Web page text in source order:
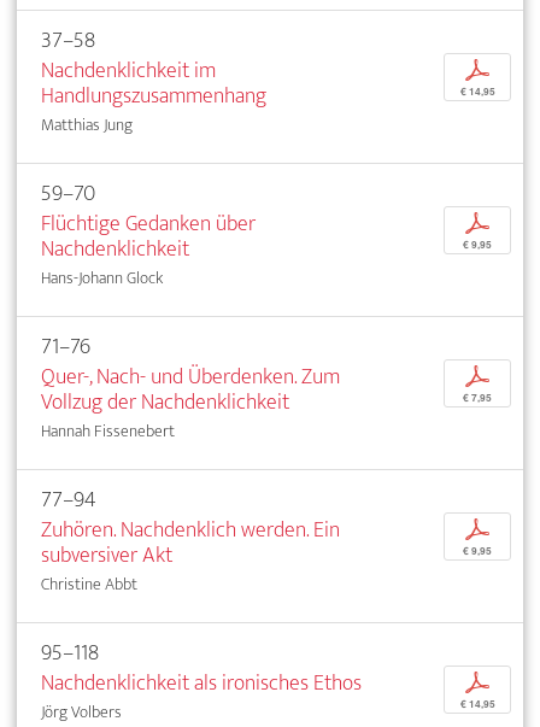
37–58
Nachdenklichkeit im
Handlungszusammenhang
Matthias Jung
p
€ 14,95
59–70
Flüchtige Gedanken über
Nachdenklichkeit
Hans-Johann Glock
p
€ 9,95
71–76
Quer-, Nach- und Überdenken. Zum
Vollzug der Nachdenklichkeit
Hannah Fissenebert
p
€ 7,95
77–94
Zuhören. Nachdenklich werden. Ein
subversiver Akt
Christine Abbt
p
€ 9,95
95–118
Nachdenklichkeit als ironisches Ethos
Jörg Volbers
p
€ 14,95